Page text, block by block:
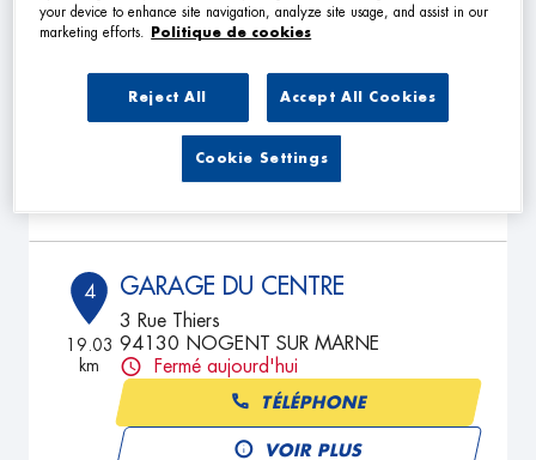
3 GARAGE DU MARCHE
92250 LA GARENNE COLOMBES
Fermé aujourd'hui
TÉLÉPHONE
VOIR PLUS
4
19.03
km
GARAGE DU CENTRE
3 Rue Thiers
94130 NOGENT SUR MARNE
Fermé aujourd'hui
TÉLÉPHONE
VOIR PLUS
your device to enhance site navigation, analyze site usage, and assist in our
marketing efforts.
Politique de cookies
Reject All Accept All Cookies
Cookie Settings